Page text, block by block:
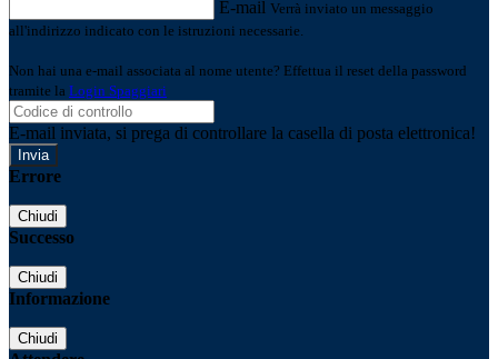
E-mail Verrà inviato un messaggio
all'indirizzo indicato con le istruzioni necessarie.
Non hai una e-mail associata al nome utente? Effettua il reset della password
tramite la Login Spaggiari
E-mail inviata, si prega di controllare la casella di posta elettronica!
Errore
Chiudi
Successo
Chiudi
Informazione
Chiudi